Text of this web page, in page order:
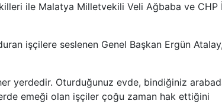
ile Malatya Milletvekili Veli Ağbaba ve CHP
işçilere seslenen Genel Başkan Ergün
yerdedir. Oturduğunuz evde, bindiğiniz
emeği olan işçiler çoğu zaman hak ettiğini